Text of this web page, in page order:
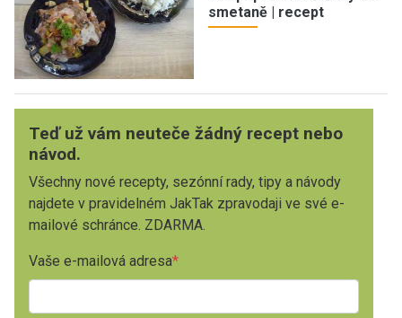
smetaně | recept
Teď už vám neuteče žádný recept nebo
návod.
Všechny nové recepty, sezónní rady, tipy a návody
najdete v pravidelném JakTak zpravodaji ve své e-
mailové schránce. ZDARMA.
Vaše e-mailová adresa